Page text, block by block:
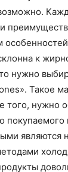
к
нужно
Такое
того, нужно
покупаемого
являются